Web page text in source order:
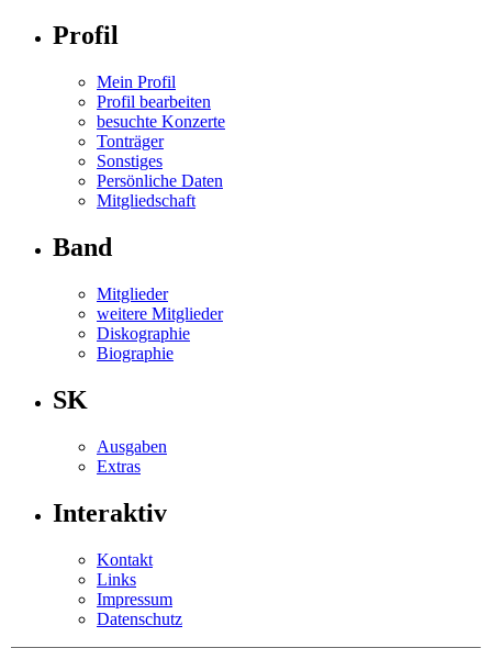
Profil
Mein Profil
Profil bearbeiten
besuchte Konzerte
Tonträger
Sonstiges
Persönliche Daten
Mitgliedschaft
Band
Mitglieder
weitere Mitglieder
Diskographie
Biographie
SK
Ausgaben
Extras
Interaktiv
Kontakt
Links
Impressum
Datenschutz